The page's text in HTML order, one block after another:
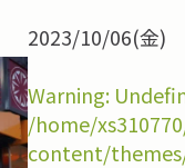
2023/10/06(金)
Warning:
/home/
content/